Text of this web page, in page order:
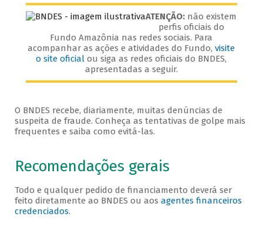
ATENÇÃO: não existem
perfis oficiais do
Fundo Amazônia nas redes sociais. Para
acompanhar as ações e atividades do Fundo,visite
o site oficial ou siga as redes oficiais do BNDES,
apresentadas a seguir.
O BNDES recebe, diariamente, muitas denúncias de
suspeita de fraude. Conheça as tentativas de golpe mais
frequentes e saiba como evitá-las.
Recomendações gerais
Todo e qualquer pedido de financiamento deverá ser
feito diretamente ao BNDES ou aos agentes financeiros
credenciados.